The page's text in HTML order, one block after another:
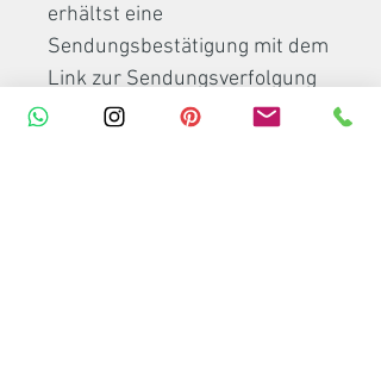
erhältst eine
Sendungsbestätigung mit dem
Link zur Sendungsverfolgung
von mir, sobald die Druckerei